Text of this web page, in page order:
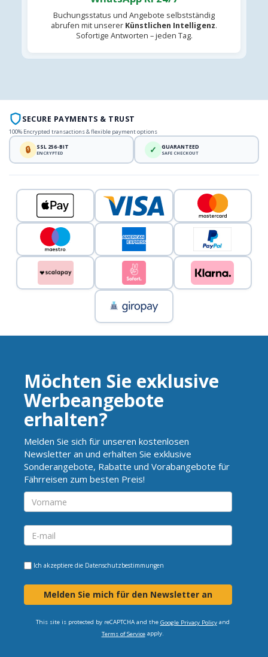
Buchungsstatus und Angebote selbstständig
abrufen mit unserer Künstlichen Intelligenz.
Sofortige Antworten – jeden Tag.
SECURE PAYMENTS & TRUST
100% Encrypted transactions & flexible payment options
🔒 SSL 256-BIT
ENCRYPTED ✓ GUARANTEED
SAFE CHECKOUT
Möchten Sie exklusive
Werbeangebote
erhalten?
Melden Sie sich für unseren kostenlosen
Newsletter an und erhalten Sie exklusive
Sonderangebote, Rabatte und Vorabangebote für
Fährreisen zum besten Preis!
Ich akzeptiere die Datenschutzbestimmungen
Melden Sie mich für den Newsletter an
This site is protected by reCAPTCHA and the Google Privacy Policyand
Terms of Serviceapply.